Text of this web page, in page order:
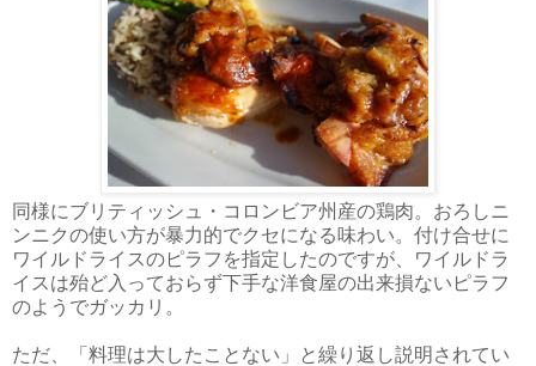
同様にブリティッシュ・コロンビア州産の鶏肉。おろしニ
ンニクの使い方が暴力的でクセになる味わい。付け合せに
ワイルドライスのピラフを指定したのですが、ワイルドラ
イスは殆ど入っておらず下手な洋食屋の出来損ないピラフ
のようでガッカリ。
ただ、「料理は大したことない」と繰り返し説明されてい